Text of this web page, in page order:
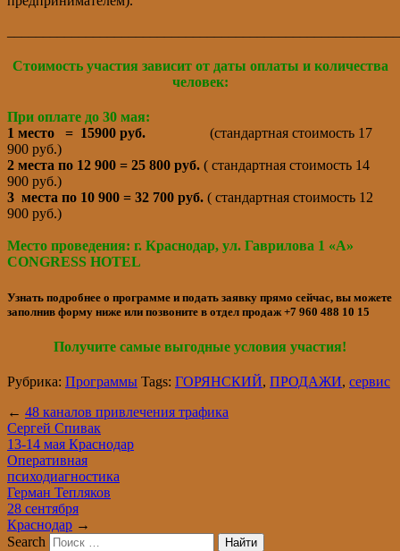
Стоимость участия зависит от даты оплаты и количества
человек:
При оплате до 30 мая:
1 место = 15900 руб.
(стандартная стоимость 17
900 руб.)
2 места по 12 900 = 25 800 руб. ( стандартная стоимость 14
900 руб.)
3 места по 10 900 = 32 700 руб. ( стандартная стоимость 12
900 руб.)
Место проведения: г. Краснодар, ул. Гаврилова 1 «А»
CONGRESS HOTEL
Узнать подробнее о программе и подать заявку прямо сейчас, вы можете
заполнив форму ниже или позвоните в отдел продаж +7 960 488 10 15
Получите самые выгодные условия участия!
Рубрика: Программы Tags: ГОРЯНСКИЙ, ПРОДАЖИ, сервис
← 48 каналов привлечения трафика
Сергей Спивак
13-14 мая Краснодар
Оперативная
психодиагностика
Герман Тепляков
28 сентября
Краснодар →
Search